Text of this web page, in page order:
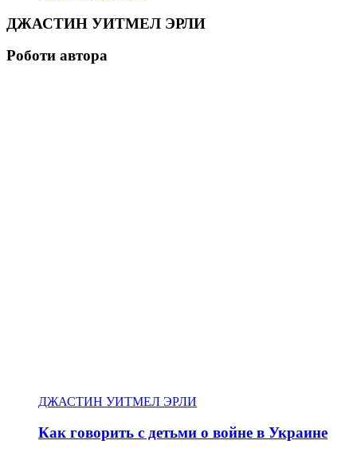
ДЖАСТИН УИТМЕЛ ЭРЛИ
Роботи автора
ДЖАСТИН УИТМЕЛ ЭРЛИ
Как говорить с детьми о войне в Украине